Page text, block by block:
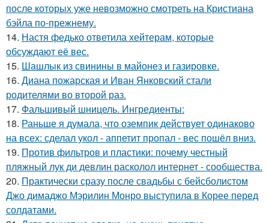
после которых уже невозможно смотреть на Кристиана
бэйла по-прежнему.
14. Настя федько ответила хейтерам, которые
обсуждают её вес.
15. Шашлык из свинины в майонез и газировке.
16. Диана пожарская и Иван Янковский стали
родителями во второй раз.
17. Фальшивый шницель. Ингредиенты:
18. Раньше я думала, что оземпик действует одинаково
на всех: сделал укол - аппетит пропал - вес пошёл вниз.
19. Против фильтров и пластики: почему честный
пляжный лук ди девлин расколол интернет - сообщества.
20. Практически сразу после свадьбы с бейсболистом
Джо димаджо Мэрилин Монро выступила в Корее перед
солдатами.